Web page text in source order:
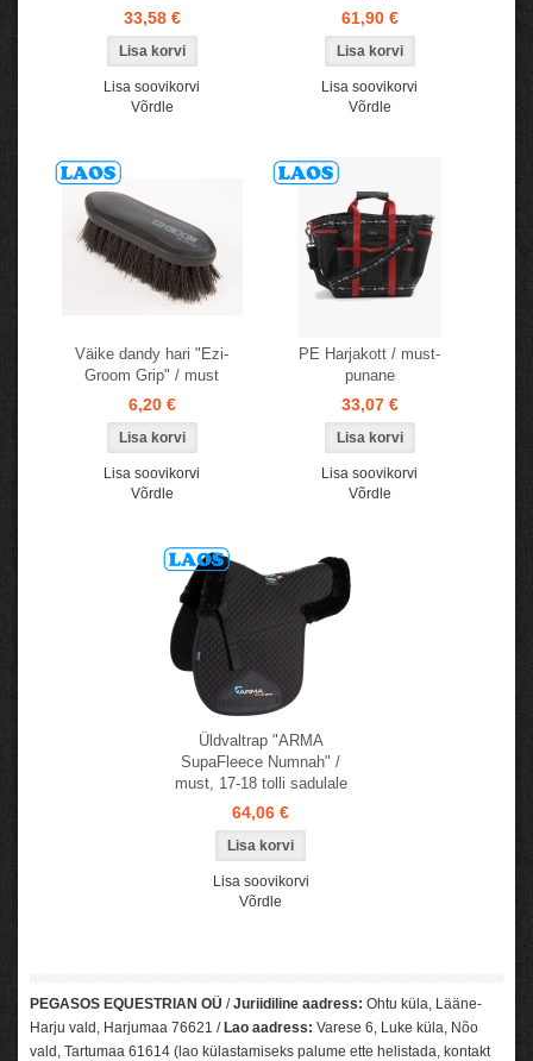
33,58 €
Lisa soovikorvi
Võrdle
61,90 €
Lisa soovikorvi
Võrdle
Väike dandy hari "Ezi-
Groom Grip" / must
6,20 €
Lisa soovikorvi
Võrdle
PE Harjakott / must-
punane
33,07 €
Lisa soovikorvi
Võrdle
Üldvaltrap "ARMA
SupaFleece Numnah" /
must, 17-18 tolli sadulale
64,06 €
Lisa soovikorvi
Võrdle
PEGASOS EQUESTRIAN OÜ /Juriidiline aadress: Ohtu küla, Lääne-
Harju vald, Harjumaa 76621 / Lao aadress: Varese 6, Luke küla, Nõo
vald, Tartumaa 61614 (lao külastamiseks palume ette helistada, kontakt